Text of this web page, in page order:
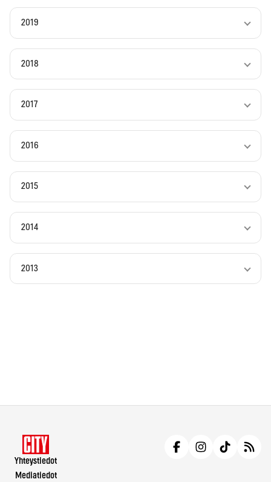
2019
2018
2017
2016
2015
2014
2013
Yhteystiedot
Mediatiedot